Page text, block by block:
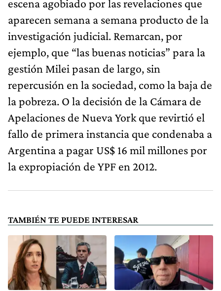
escena agobiado por las revelaciones que
aparecen semana a semana producto de la
investigación judicial. Remarcan, por
ejemplo, que “las buenas noticias” para la
gestión Milei pasan de largo, sin
repercusión en la sociedad, como la baja de
la pobreza. O la decisión de la Cámara de
Apelaciones de Nueva York que revirtió el
fallo de primera instancia que condenaba a
Argentina a pagar US$ 16 mil millones por
la expropiación de YPF en 2012.
TAMBIÉN TE PUEDE INTERESAR